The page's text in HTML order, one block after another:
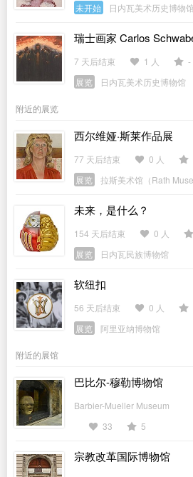
未开始
日内瓦美术历史博物
瑞士画家 Carlos
7 天后结束 1 人
-
展览
日内瓦美术历史博物馆
附近的展览
西尔维娅·斯莱作品展
77 天后结束 0 人
展览
拉斯美术馆（Rath
未来，是什么？
154 天后结束 0 人
展览
日内瓦民族博物馆
软纽扣
56 天后结束 0 人
展览
阿里亚纳博物馆
附近的展馆
巴比尔-穆勒博物馆
Barbier-Mueller Museum
33
5
宗教改革国际博物馆